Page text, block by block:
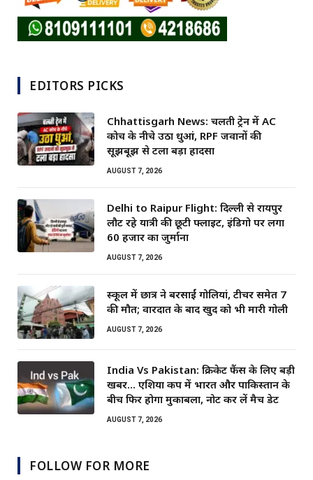
EDITORS PICKS
Chhattisgarh News: चलती ट्रेन में AC
कोच के नीचे उठा धुआं, RPF जवानों की
सूझबूझ से टला बड़ा हादसा
AUGUST 7, 2026
Delhi to Raipur Flight: दिल्ली से रायपुर
लौट रहे यात्री की छूटी फ्लाइट, इंडिगो पर लगा
60 हजार का जुर्माना
AUGUST 7, 2026
स्कूल में छात्र ने बरसाईं गोलियां, टीचर समेत 7
की मौत; वारदात के बाद खुद को भी मारी गोली
AUGUST 7, 2026
India Vs Pakistan: क्रिकेट फैंस के लिए बड़ी
खबर… एशिया कप में भारत और पाकिस्तान के
बीच फिर होगा मुकाबला, नोट कर लें मैच डेट
AUGUST 7, 2026
FOLLOW FOR MORE